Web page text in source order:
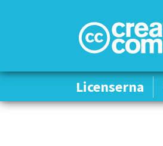
Licenserna
Licenserna